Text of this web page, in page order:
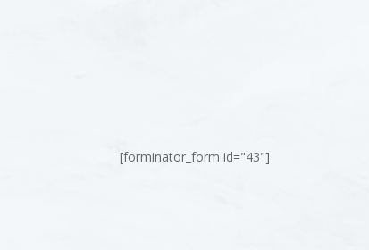
[forminator_form id="43"]